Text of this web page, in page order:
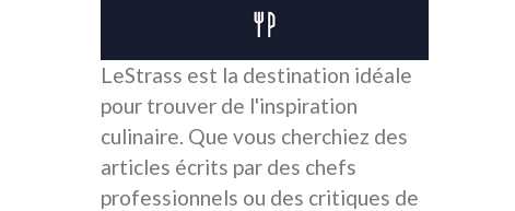
LeStrass est la destination idéale
pour trouver de l'inspiration
culinaire. Que vous cherchiez des
articles écrits par des chefs
professionnels ou des critiques de